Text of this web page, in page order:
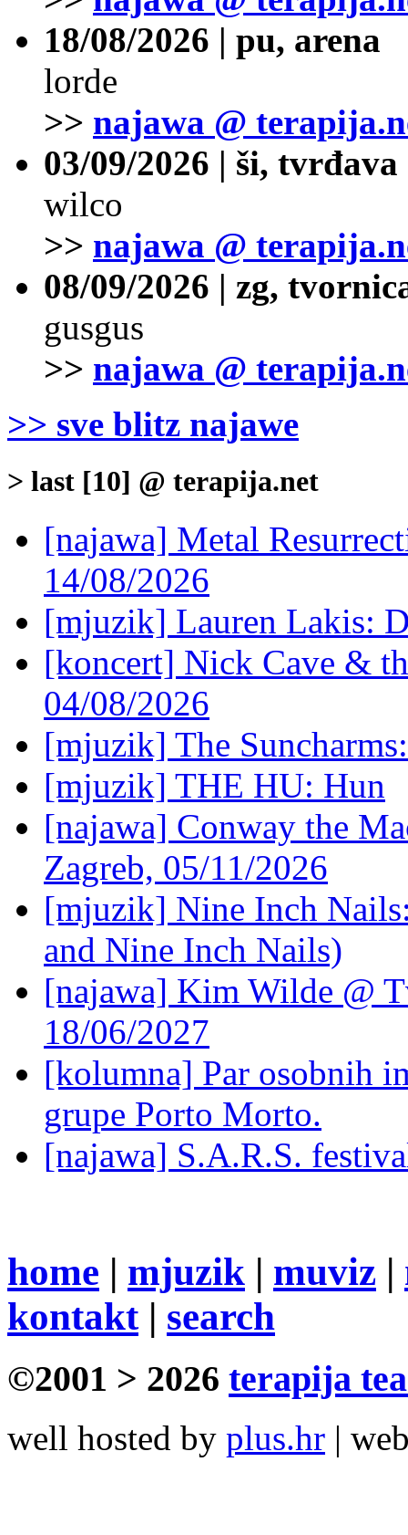
18/08/2026 | pu, arena
lorde
>> najawa @
03/09/2026 | ši,
wilco
>> najawa @
08/09/2026 | zg,
gusgus
>> najawa @
>> sve blitz najawe
> last [10] @ terapija.net
[najawa] Metal
14/08/2026
[mjuzik] Lauren Lakis:
[koncert] Nick Cave &
04/08/2026
[mjuzik] The
[mjuzik] THE HU: Hun
[najawa] Conway the
Zagreb, 05/11/2026
[mjuzik] Nine Inch
and Nine Inch Nails)
[najawa] Kim Wilde @
18/06/2027
[kolumna] Par osobnih
grupe Porto Morto.
[najawa] S.A.R.S.
home | mjuzik | muviz |
kontakt| search
©2001 > 2026 terapija
well hosted by plus.hr |